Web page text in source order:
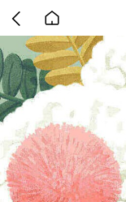
back
to
home